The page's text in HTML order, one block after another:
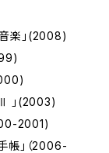
楽」(2008)
」(2003)
2001)
帳」（2006-